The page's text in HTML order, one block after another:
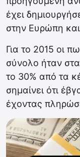
έχει
στην Ευρώπη
Για το 2015 οι
σύνολο ήταν
το 30% από τα
σημαίνει ότι
έχοντας